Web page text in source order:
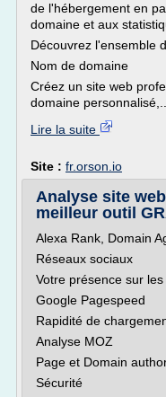
de l'hébergement en
domaine et aux
Découvrez l'ensemble
Nom de domaine
Créez un site web
domaine personnalisé,...
Lire la suite
Site : fr.orson.io
Analyse site
meilleur outil
Alexa Rank, Domain
Réseaux sociaux
Votre présence sur
Google Pagespeed
Rapidité de
Analyse MOZ
Page et Domain
Sécurité